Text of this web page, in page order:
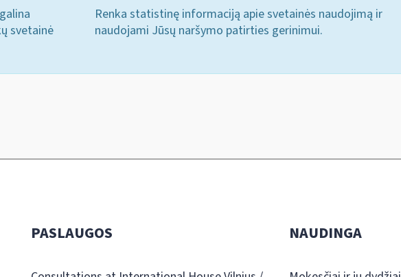
svetainė
Renka statistinę informaciją apie svetainės naudojimą ir
naudojami Jūsų naršymo patirties gerinimui.
PASLAUGOS NAUDINGA